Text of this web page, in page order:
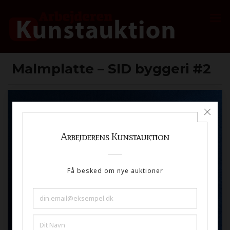
Malmplatte – SID byggeri #2